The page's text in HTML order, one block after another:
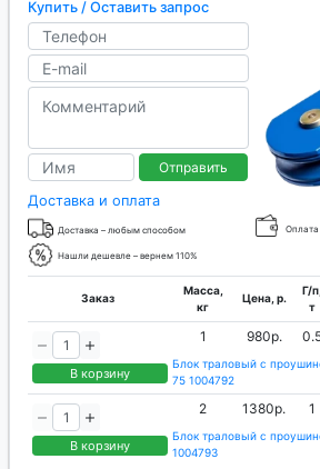
Купить / Оставить запрос
Отправить
Доставка и оплата
Доставка – любым способом Оплата
Нашли дешевле – вернем 110%
Заказ
Масса,
кг
Цена, р.
Г/п,
т
В корзину
1 980р.
Блок траловый с
75 1004792
В корзину
2 1380р. 1
Блок траловый с
1004793